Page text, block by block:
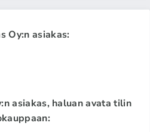
Oy:n asiakas:
asiakas, haluan avata tilin